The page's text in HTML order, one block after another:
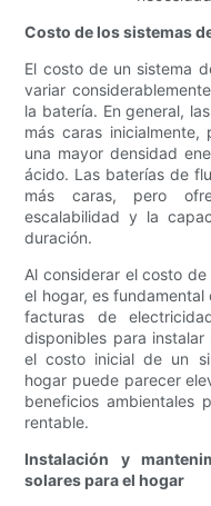
Costo de los sistemas
El costo de un sistema
variar
la batería. En general,
más caras
una mayor densidad
ácido. Las baterías de
más caras, pero
escalabilidad y la
duración.
Al considerar el costo
el hogar, es
facturas de
disponibles para instalar
el costo inicial de un
hogar puede parecer
beneficios ambientales
rentable.
Instalación y
solares para el hogar